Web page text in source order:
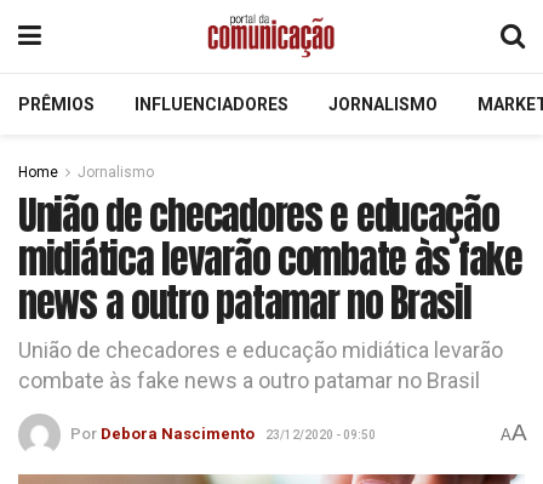
PRÊMIOS INFLUENCIADORES JORNALISMO
Home Jornalismo
União de checadores e educação
midiática levarão combate às fake
news a outro patamar no Brasil
União de checadores e educação midiática levarão
combate às fake news a outro patamar no Brasil
Por Debora Nascimento 23/12/2020 - 09:50 AA